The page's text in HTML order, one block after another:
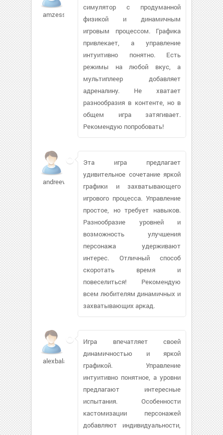
amzess389
симулятор с продуманной
физикой и динамичным
игровым процессом. Графика
привлекает, а управление
интуитивно понятно. Есть
режимы на любой вкус, а
мультиплеер добавляет
адреналину. Не хватает
разнообразия в контенте, но в
общем игра затягивает.
Рекомендую попробовать!
andreevdi869
Эта игра предлагает
удивительное сочетание яркой
графики и захватывающего
игрового процесса. Управление
простое, но требует навыков.
Разнообразие уровней и
возможность улучшения
персонажа удерживают
интерес. Отличный способ
скоротать время и
повеселиться! Рекомендую
всем любителям динамичных и
захватывающих аркад.
alexbala59
Игра впечатляет своей
динамичностью и яркой
графикой. Управление
интуитивно понятное, а уровни
предлагают интересные
испытания. Особенности
кастомизации персонажей
добавляют индивидуальности,